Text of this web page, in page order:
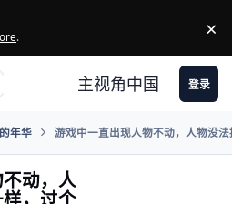
. ×
主视角中国 登录
年华 游戏中一直出现人物不动，人物没
动，人